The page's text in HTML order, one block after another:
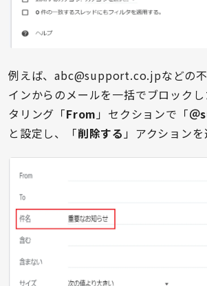
例えば、abc@support.co.jpなどの
インからのメールを一括でブロック
タリング「From」セクションで「＠
と設定し、「削除する」アクションを